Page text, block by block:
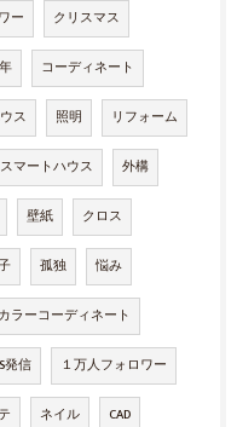
ー クリスマス
コーディネート
ス 照明 リフォーム
スマートハウス 外構
壁紙 クロス
孤独 悩み
カラーコーディネート
発信 １万人フォロワー
ネイル CAD